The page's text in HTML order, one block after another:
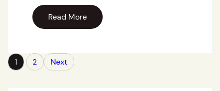
Read More
1 2 Next